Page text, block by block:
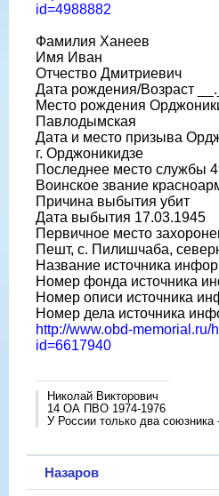
id=4988882
Фамилия Ханеев
Имя Иван
Отчество Дмитриевич
Дата рождения/Возраст
Место рождения
Павлодымская
Дата и место призыва
г. Орджоникидзе
Последнее место службы
Воинское звание
Причина выбытия убит
Дата выбытия 17.03.1945
Первичное место
Пешт, с. Пилишчаба,
Название источника
Номер фонда источника
Номер описи источника
Номер дела источника
http://www.obd-memorial.ru/
id=6617940
Николай Викторович
14 ОА ПВО 1974-1976
У России только два
Назаров